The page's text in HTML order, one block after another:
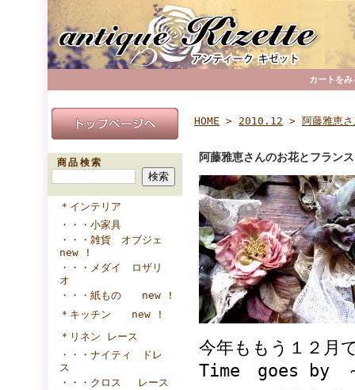
カートをみ
商品検索
＊インテリア
・・・小家具
・・・雑貨 オブジェ
new !
・・・メダイ ロザリ
オ
・・・紙もの new !
＊キッチン new !
＊リネン レース
・・・ナイティ ドレ
ス
・・・クロス レース
HOME > 2010.12 > 阿藤雅恵
阿藤雅恵さんのお花とフラ
今年ももう１２月
Time goes by